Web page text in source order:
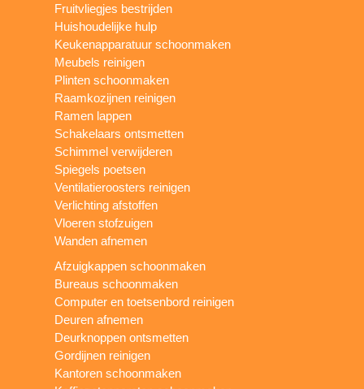
Fruitvliegjes bestrijden
Huishoudelijke hulp
Keukenapparatuur schoonmaken
Meubels reinigen
Plinten schoonmaken
Raamkozijnen reinigen
Ramen lappen
Schakelaars ontsmetten
Schimmel verwijderen
Spiegels poetsen
Ventilatieroosters reinigen
Verlichting afstoffen
Vloeren stofzuigen
Wanden afnemen
Afzuigkappen schoonmaken
Bureaus schoonmaken
Computer en toetsenbord reinigen
Deuren afnemen
Deurknoppen ontsmetten
Gordijnen reinigen
Kantoren schoonmaken